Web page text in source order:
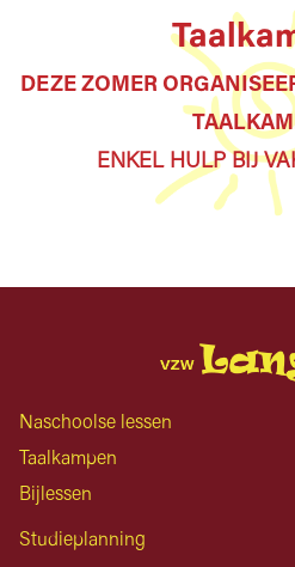
DEZE ZOMER
ENKEL HULP BIJ
Naschoolse lessen
Taalkampen
Bijlessen
Studieplanning